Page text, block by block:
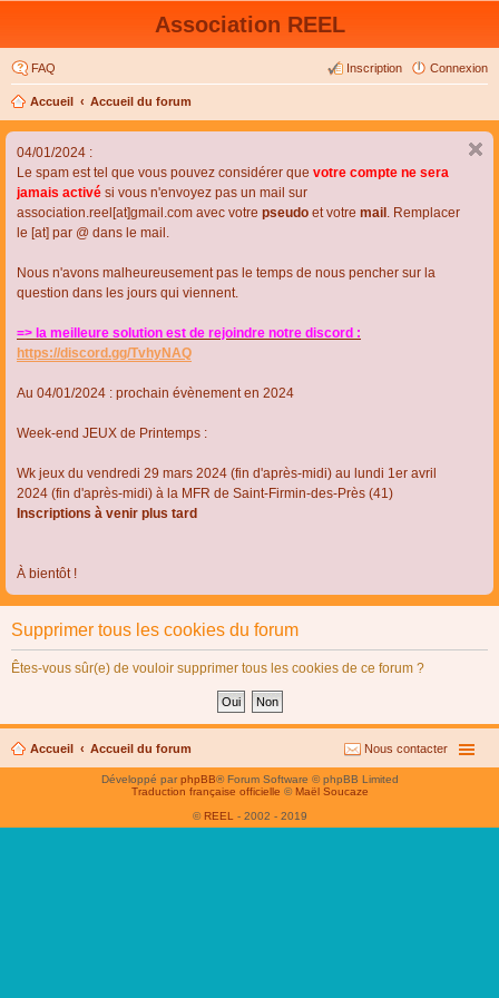
Association REEL
FAQ Connexion
Inscription
Accueil Accueil du forum
04/01/2024 :
Le spam est tel que vous pouvez considérer que votre compte ne sera
jamais activé si vous n'envoyez pas un mail sur
association.reel[at]gmail.com avec votre pseudo et votre mail . Remplacer
le [at] par @ dans le mail.
Nous n'avons malheureusement pas le temps de nous pencher sur la
question dans les jours qui viennent.
=> la meilleure solution est de rejoindre notre discord :
https://discord.gg/TvhyNAQ
Au 04/01/2024 : prochain évènement en 2024
Week-end JEUX de Printemps :
Wk jeux du vendredi 29 mars 2024 (fin d'après-midi) au lundi 1er avril
2024 (fin d'après-midi) à la MFR de Saint-Firmin-des-Près (41)
Inscriptions à venir plus tard
À bientôt !
Supprimer tous les cookies du forum
Êtes-vous sûr(e) de vouloir supprimer tous les cookies de ce forum ?
Accueil Accueil du forum Nous contacter
Développé parphpBB® Forum Software © phpBB Limited
Traduction française officielle © Maël Soucaze
© REEL - 2002 - 2019